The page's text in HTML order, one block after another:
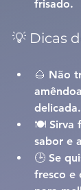
frisado.
💡 Dicas
🌰 Não
delicada.
🍽️ Sirva
sabor e
🕒 Se
fresco e